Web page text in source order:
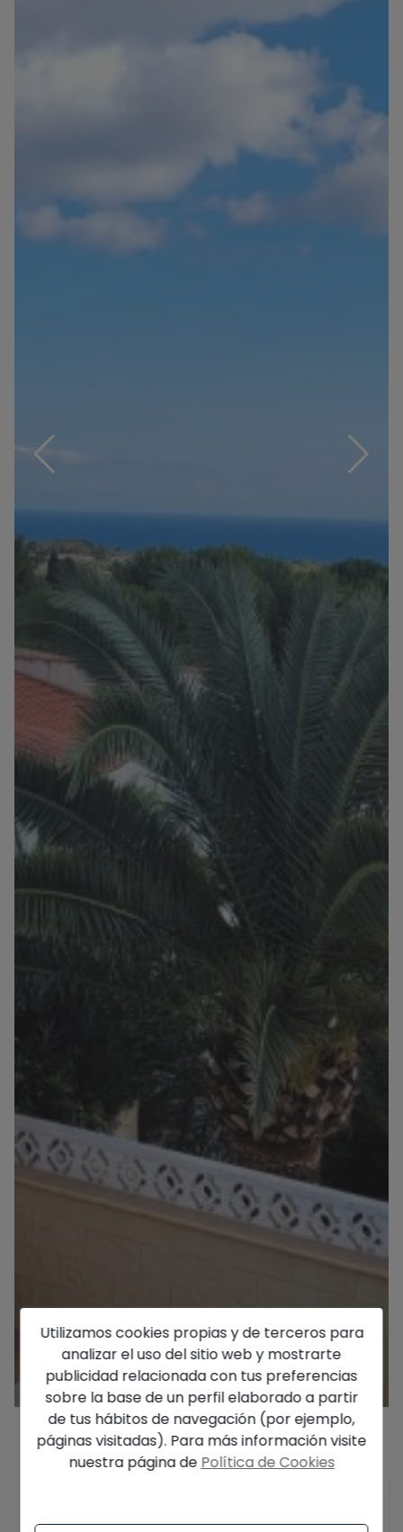
Descripción
CON 3 APARTAMENTOS - EN UNA ZONA
Utilizamos cookies propias y de terceros para
analizar el uso del sitio web y mostrarte
publicidad relacionada con tus preferencias
sobre la base de un perfil elaborado a partir
de tus hábitos de navegación (por ejemplo,
páginas visitadas). Para más información visite
nuestra página de Política de Cookies